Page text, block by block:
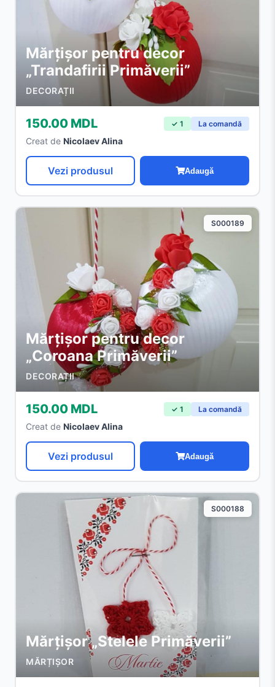
Mărțișor pentru decor
„Trandafirii Primăverii”
DECORAȚII
150.00 MDL ✓ 1 La comandă
Creat de Nicolaev Alina
Vezi produsul Adaugă
S000189
Mărțișor pentru decor
„Coroana Primăverii”
DECORAȚII
150.00 MDL ✓ 1 La comandă
Creat de Nicolaev Alina
Vezi produsul Adaugă
S000188
Mărțișor „Stelele Primăverii”
MĂRȚIȘOR